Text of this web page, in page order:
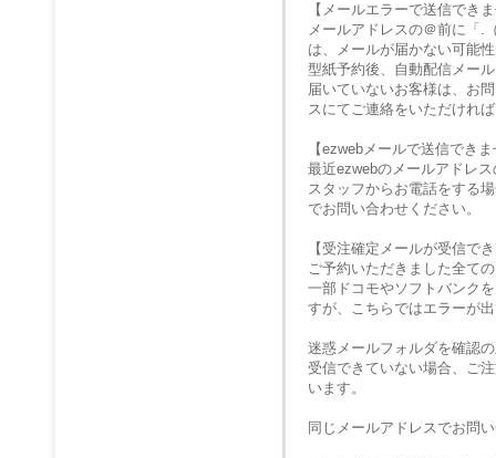
【メールエラーで送信でき
メールアドレスの＠前に「.
は、メールが届かない可能
型紙予約後、自動配信メー
届いていないお客様は、お
スにてご連絡をいただけれ
【ezwebメールで送信でき
最近ezwebのメールアドレ
スタッフからお電話をする
でお問い合わせください。
【受注確定メールが受信で
ご予約いただきました全て
一部ドコモやソフトバンク
すが、こちらではエラーが
迷惑メールフォルダを確認
受信できていない場合、ご
います。
同じメールアドレスでお問